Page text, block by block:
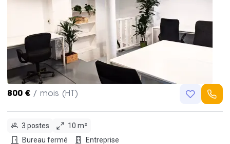
800 € / mois (HT)
3 postes
10 m²
Bureau fermé
Entreprise